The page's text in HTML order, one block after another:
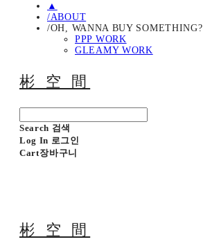
▲
/ABOUT
/OH, WANNA BUY SOMETHING?
PPP WORK
GLEAMY WORK
彬 空 間
Search 검색
Log In 로그인
Cart장바구니
彬 空 間